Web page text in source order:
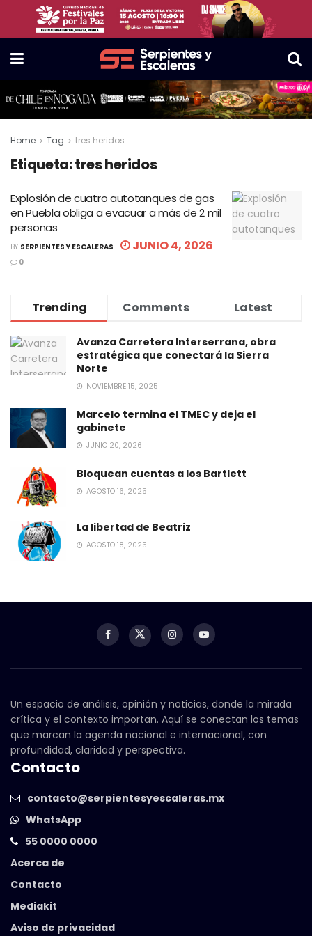
Home Tag tres heridos
Etiqueta:tres heridos
Explosión de cuatro autotanques de gas
en Puebla obliga a evacuar a más de 2 mil
personas
BY SERPIENTES Y ESCALERAS JUNIO 4, 2026
0
Trending Comments Latest
Avanza Carretera Interserrana, obra
estratégica que conectará la Sierra
Norte
NOVIEMBRE 15, 2025
Marcelo termina el TMEC y deja el
gabinete
JUNIO 20, 2026
Bloquean cuentas a los Bartlett
AGOSTO 16, 2025
La libertad de Beatriz
AGOSTO 18, 2025
Un espacio de análisis, opinión y noticias, donde la mirada
crítica y el contexto importan. Aquí se conectan los temas
que marcan la agenda nacional e internacional, con
profundidad, claridad y perspectiva.
Contacto
contacto@serpientesyescaleras.mx
WhatsApp
55 0000 0000
Acerca de
Contacto
Mediakit
Aviso de privacidad